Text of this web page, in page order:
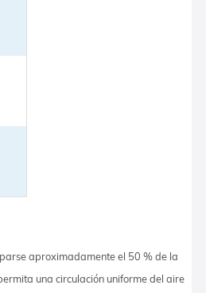
aproximadamente el 50 % de la
una circulación uniforme del aire